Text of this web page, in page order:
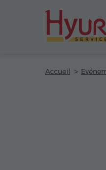
Accueil